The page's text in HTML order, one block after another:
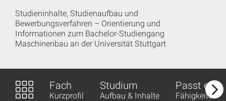
Studieninhalte, Studienaufbau und
Bewerbungsverfahren – Orientierung und
Informationen zum Bachelor-Studiengang
Maschinenbau an der Universität Stuttgart
Fach
Kurzprofil
Studium
Aufbau & Inhalte
Passt es
Fähigkeiten